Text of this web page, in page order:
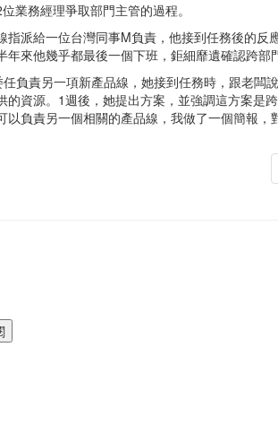
業務經理爭取部門主管的過程。
指派給一位台灣同事M負責，他接到任務後的
年來他幾乎都最後一個下班，鉅細靡遺確認跨
負責另一項新產品線，她接到任務時，跟老
的資源。1週後，她提出方案，並強調這方案
以負責另一個相關的產品線，我做了一個簡報